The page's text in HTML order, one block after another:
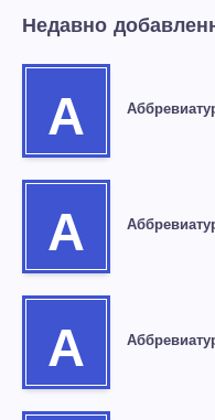
Недавно
А
А
А